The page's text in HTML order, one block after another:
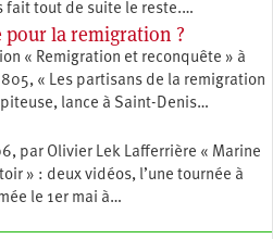
fait tout de suite le reste.…
pour la remigration ?
« Remigration et reconquête » à
« Les partisans de la remigration
lance à Saint-Denis…
par Olivier Lek Lafferrière « Marine
» : deux vidéos, l’une tournée à
le 1er mai à…